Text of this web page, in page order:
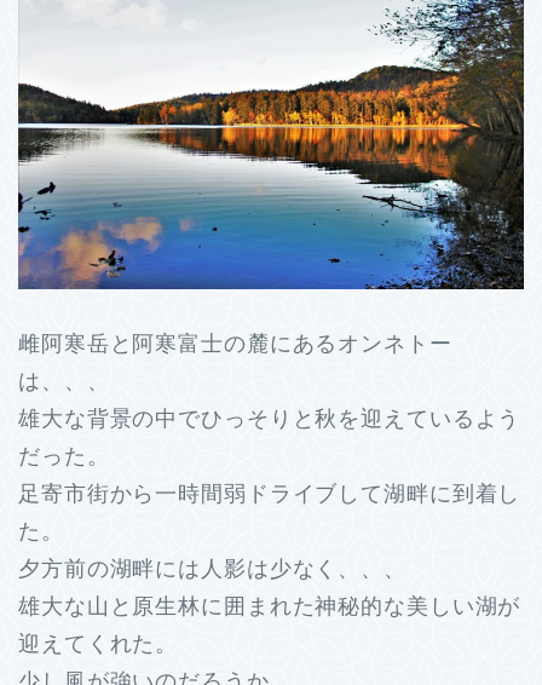
雌阿寒岳と阿寒富士の麓にあるオンネトー
は、、、
雄大な背景の中でひっそりと秋を迎えているよう
だった。
足寄市街から一時間弱ドライブして湖畔に到着し
た。
夕方前の湖畔には人影は少なく、、、
雄大な山と原生林に囲まれた神秘的な美しい湖が
迎えてくれた。